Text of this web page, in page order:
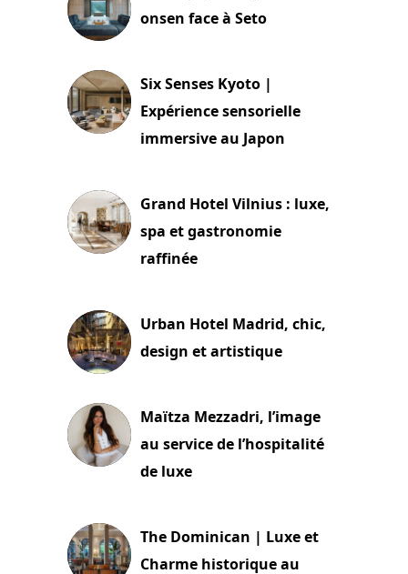
onsen face à Seto
Six Senses Kyoto |
Expérience sensorielle
immersive au Japon
Grand Hotel Vilnius : luxe,
spa et gastronomie
raffinée
Urban Hotel Madrid, chic,
design et artistique
Maïtza Mezzadri, l’image
au service de l’hospitalité
de luxe
The Dominican | Luxe et
Charme historique au